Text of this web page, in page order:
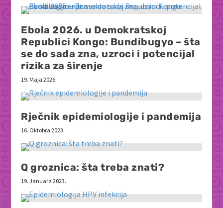
Ebola 2026. u Demokratskoj
Republici Kongo: Bundibugyo – šta
se do sada zna, uzroci i potencijal
rizika za širenje
19. Maja 2026.
Rječnik epidemiologije i pandemija
16. Oktobra 2023.
Q groznica: šta treba znati?
19. Januara 2023.